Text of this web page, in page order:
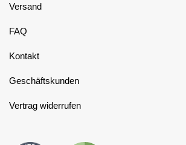
Versand
FAQ
Kontakt
Geschäftskunden
Vertrag widerrufen